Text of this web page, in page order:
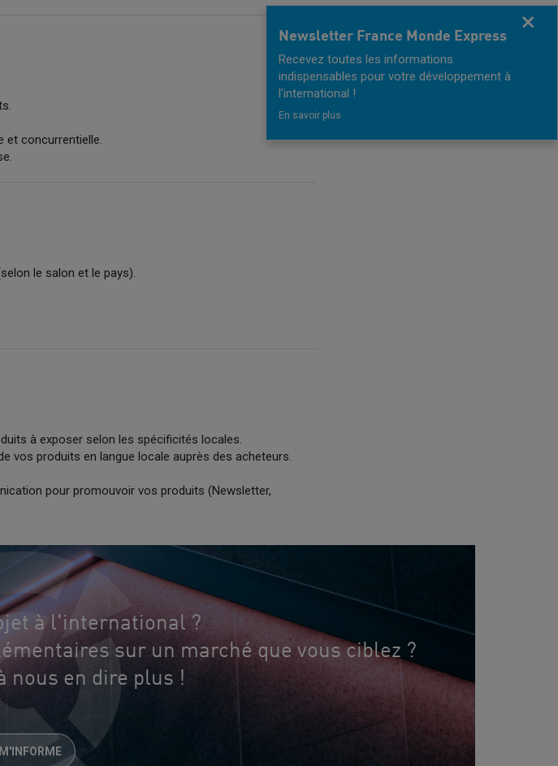
et concurrentielle.
le salon et le pays).
à exposer selon les spécificités locales.
vos produits en langue locale auprès des acheteurs.
pour promouvoir vos produits (Newsletter,
à l'international ?
sur un marché que vous ciblez ?
nous en dire plus !
Newsletter France Monde Express
Recevez toutes les informations
indispensables pour votre développement à
l'international !
En savoir plus